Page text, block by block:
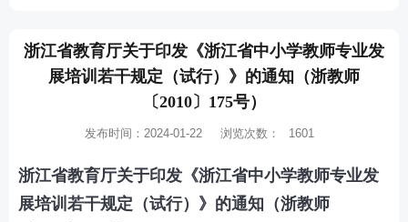
浙江省教育厅关于印发《浙江省中小学教师专业发
展培训若干规定（试行）》的通知（浙教师
〔2010〕175号）
发布时间：2024-01-22 浏览次数： 1601
浙江省教育厅关于印发《浙江省中小学教师专业发
展培训若干规定（试行）》的通知（浙教师